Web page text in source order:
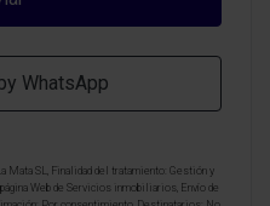
WhatsApp
Mata SL, Finalidad del tratamiento: Gestión y
Web de Servicios inmobiliarios, Envío de